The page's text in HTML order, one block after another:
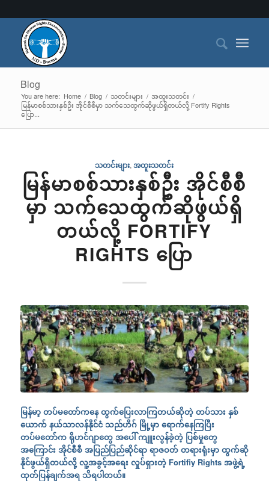
Blog
You are here: Home / Blog / သတင်းများ / အထူးသတင်း /
မြန်မာစစ်သားနှစ်ဦး အိုင်စီစီမှာ သက်သေထွက်ဆိုဖွယ်ရှိတယ်လို့ Fortify Rights
ပြော...
သတင်းများ,အထူးသတင်း
မြန်မာစစ်သားနှစ်ဦး အိုင်စီစီ
မှာ သက်သေထွက်ဆိုဖွယ်ရှိ
တယ်လို့ FORTIFY
RIGHTS ပြော
မြန်မာ့ တပ်မတော်ကနေ ထွက်ပြေးလာကြတယ်ဆိုတဲ့ တပ်သား နှစ်
ယောက် နယ်သာလန်နိုင်ငံ သည်ဟိဂ် မြို့မှာ ရောက်နေကြပြီး
တပ်မတော်က ရိုဟင်ဂျာတွေ အပေါ် ကျူးလွန်ခဲ့တဲ့ ပြစ်မှုတွေ
အကြောင်း အိုင်စီစီ အပြည်ပြည်ဆိုင်ရာ ရာဇဝတ် တရားရုံးမှာ ထွက်ဆို
နိုင်ဖွယ်ရှိတယ်လို့ လူ့အခွင့်အရေး လှုပ်ရှားတဲ့ Fortifiy Rights အဖွဲ့ရဲ့
ထုတ်ပြန်ချက်အရ သိရပါတယ်။